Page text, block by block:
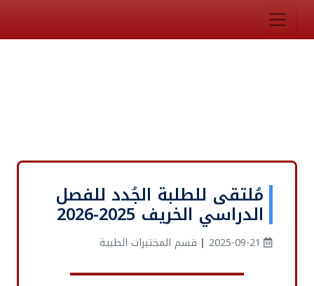
مُلتقى للطلبة الجُدد للفصل
الدراسي الخريف 2025-2026
2025-09-21
| قسم المختبرات الطبية